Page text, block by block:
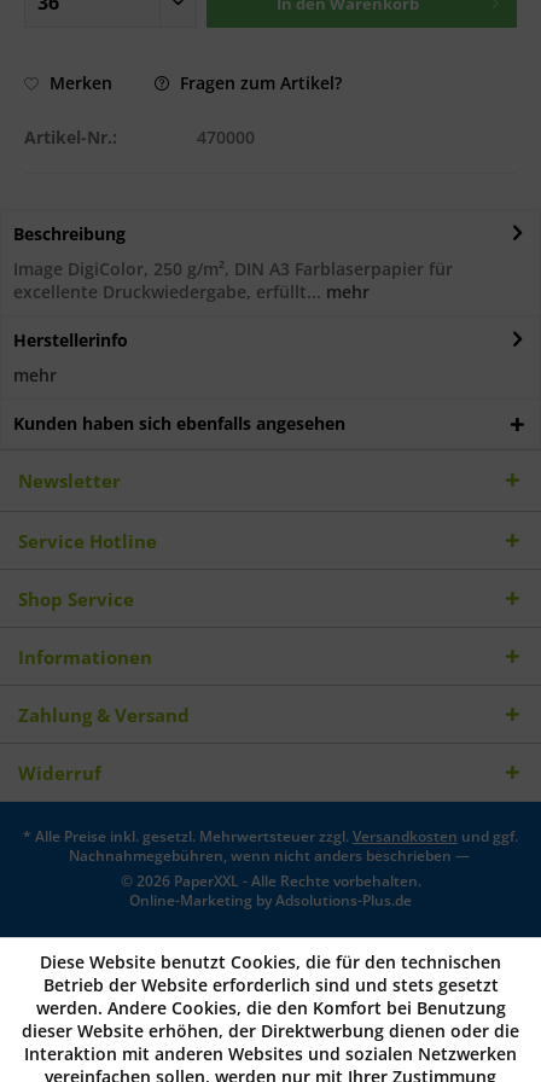
Merken Fragen zum Artikel?
Artikel-Nr.: 470000
Beschreibung
Image DigiColor, 250 g/m², DIN A3 Farblaserpapier für
excellente Druckwiedergabe, erfüllt... mehr
Herstellerinfo
mehr
Kunden haben sich ebenfalls angesehen
Newsletter
Service Hotline
Shop Service
Informationen
Zahlung & Versand
Widerruf
* Alle Preise inkl. gesetzl. Mehrwertsteuer zzgl.Versandkosten und ggf.
Nachnahmegebühren, wenn nicht anders beschrieben —
© 2026 PaperXXL - Alle Rechte vorbehalten.
Online-Marketing byAdsolutions-Plus.de
Diese Website benutzt Cookies, die für den technischen
Betrieb der Website erforderlich sind und stets gesetzt
werden. Andere Cookies, die den Komfort bei Benutzung
dieser Website erhöhen, der Direktwerbung dienen oder die
Interaktion mit anderen Websites und sozialen Netzwerken
vereinfachen sollen, werden nur mit Ihrer Zustimmung